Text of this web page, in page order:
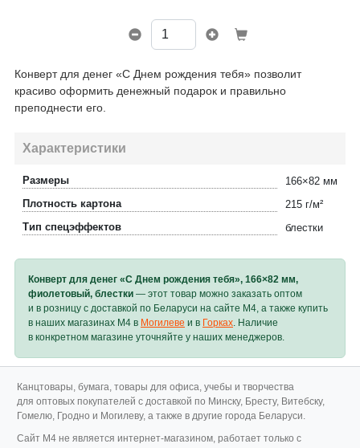
Конверт для денег «С Днем рождения тебя» позволит
красиво оформить денежный подарок и правильно
преподнести его.
Характеристики
Размеры
166×82 мм
Плотность картона
215 г/м²
Тип спецэффектов
блестки
Конверт для денег «С Днем рождения тебя», 166×82 мм,
фиолетовый, блестки — этот товар можно заказать оптом
и в розницу с доставкой по Беларуси на сайте M4, а также купить
в наших магазинах M4 в Могилеве и в Горках. Наличие
в конкретном магазине уточняйте у наших менеджеров.
Канцтовары, бумага, товары для офиса, учебы и творчества
для оптовых покупателей с доставкой по Минску, Бресту, Витебску,
Гомелю, Гродно и Могилеву, а также в другие города Беларуси.
Cайт M4 не является интернет-магазином, работает только с